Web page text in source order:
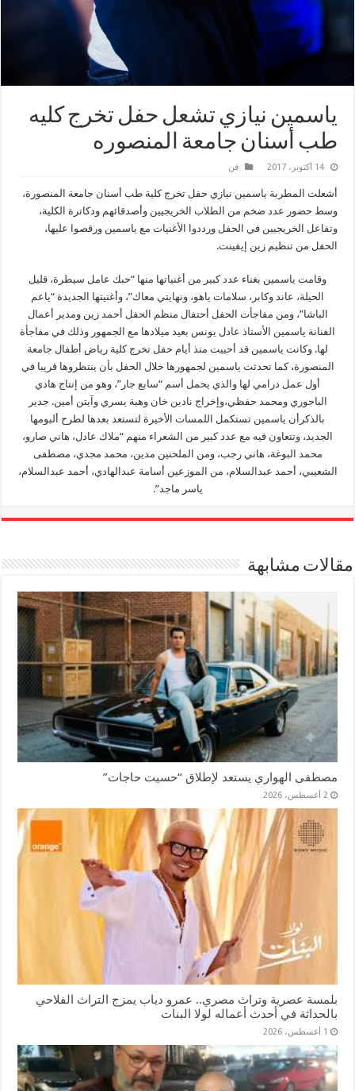
ياسمين نيازي تشعل حفل تخرج كليه
طب أسنان جامعة المنصوره
14 أكتوبر، 2017 فن
أشعلت المطربة ياسمين نيازي حفل تخرج كلية طب أسنان جامعة المنصورة،
وسط حضور عدد ضخم من الطلاب الخريجيين وأصدقائهم ودكاترة الكلية،
وتفاعل الخريجيين في الحفل ورددوا الأغنيات مع ياسمين ورقصوا عليها،
الحفل من تنظيم زين إيفينت.
وقامت ياسمين بغناء عدد كبير من أغنياتها منها “حبك عامل سيطرة، قليل
الحيلة، عاند وكابر، سلامات ياهو، ونهايتي معاك”، وأغنيتها الجديدة “ياعم
الباشا”، ومن مفاجأت الحفل أحتفال منظم الحفل أحمد زين ومدير أعمال
الفنانة ياسمين الأستاذ عادل يونس بعيد ميلادها مع الجمهور وذلك في مفاجأة
لها. وكانت ياسمين قد أحييت منذ أيام حفل تخرج كلية رياض أطفال جامعة
المنصورة، كما تحدثت ياسمين لجمهورها خلال الحفل بأن ينتظروها قريبا في
أول عمل درامي لها والذي يحمل أسم “سابع جار”، وهو من إنتاج هادي
الباجوري ومحمد حفظي،وإخراج نادين خان وهبة يسري وآيتن أمين. جدير
بالذكرأن ياسمين تستكمل اللمسات الأخيرة لتستعد بعدها لطرح ألبومها
الجديد، وتتعاون فيه مع عدد كبير من الشعراء منهم “ملاك عادل، هاني صارو،
محمد البوغة، هاني رجب، ومن الملحنين مدين، محمد مجدي، مصطفى
الشعيبي، أحمد عبدالسلام، من الموزعين أسامة عبدالهادي، أحمد عبدالسلام،
ياسر ماجد”.
مقالات مشابهة
مصطفى الهواري يستعد لإطلاق “حسيت حاجات”
2 أغسطس، 2026
بلمسة عصرية وتراث مصري.. عمرو دياب يمزج التراث الفلاحي
بالحداثة في أحدث أعماله لولا البنات
1 أغسطس، 2026